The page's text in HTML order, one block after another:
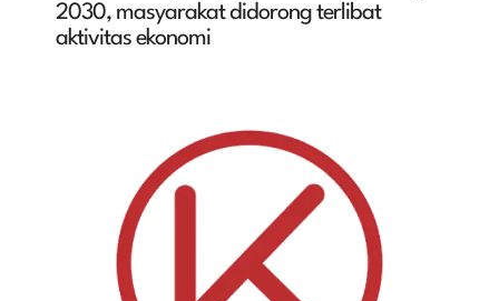
2030, masyarakat didorong terlibat
aktivitas ekonomi